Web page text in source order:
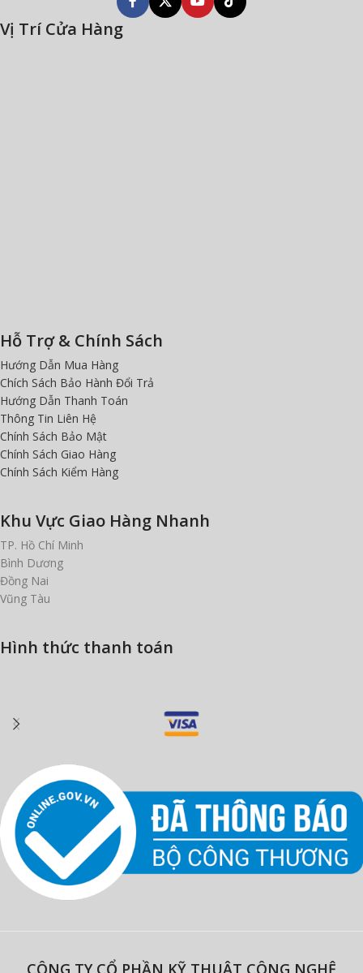
Vị Trí Cửa Hàng
Hỗ Trợ & Chính Sách
Hướng Dẫn Mua Hàng
Chích Sách Bảo Hành Đổi Trả
Hướng Dẫn Thanh Toán
Thông Tin Liên Hệ
Chính Sách Bảo Mật
Chính Sách Giao Hàng
Chính Sách Kiểm Hàng
Khu Vực Giao Hàng Nhanh
TP. Hồ Chí Minh
Bình Dương
Đồng Nai
Vũng Tàu
Hình thức thanh toán